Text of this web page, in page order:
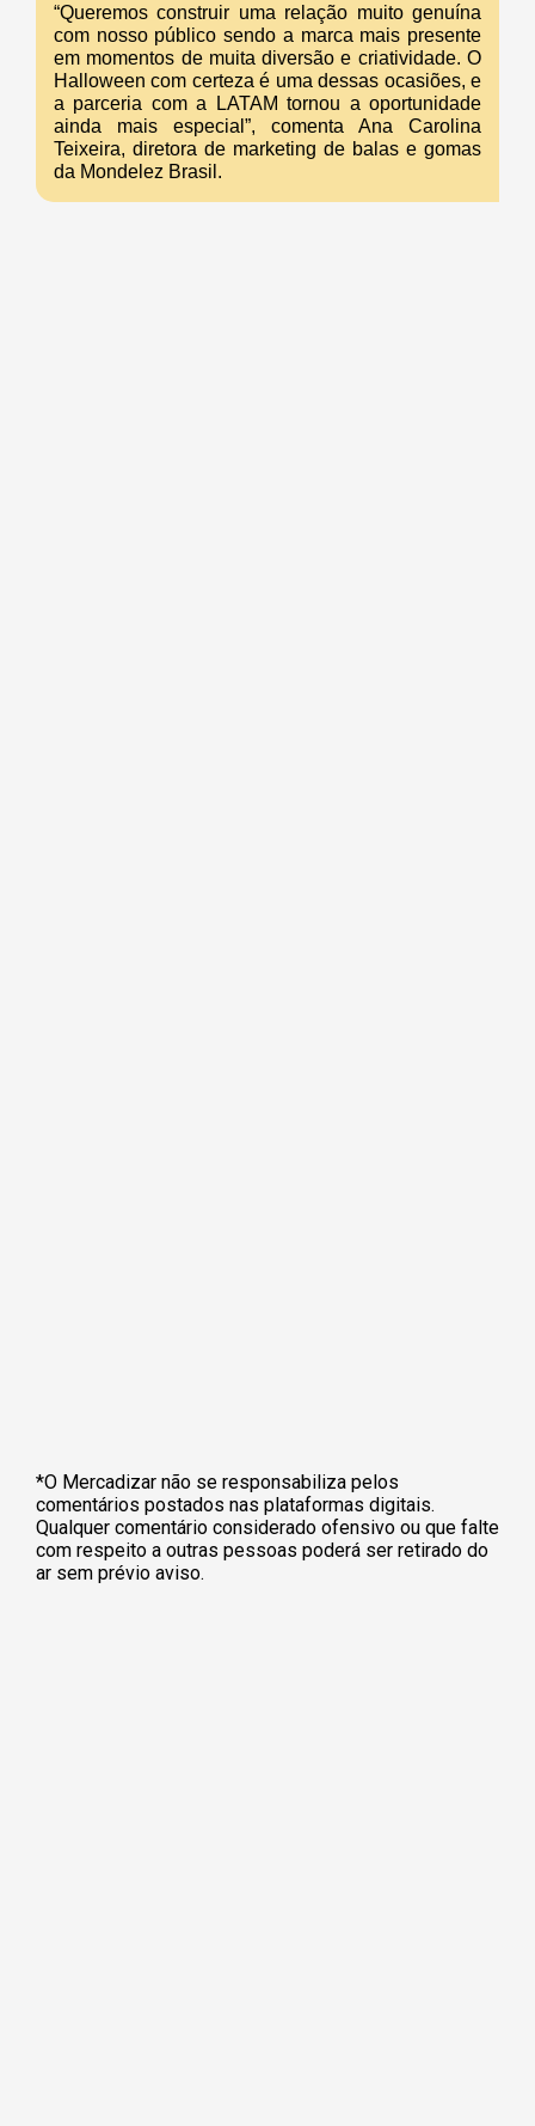
“Queremos construir uma relação muito genuína
com nosso público sendo a marca mais presente
em momentos de muita diversão e criatividade. O
Halloween com certeza é uma dessas ocasiões, e
a parceria com a LATAM tornou a oportunidade
ainda mais especial”, comenta Ana Carolina
Teixeira, diretora de marketing de balas e gomas
da Mondelez Brasil.
*O Mercadizar não se responsabiliza pelos
comentários postados nas plataformas digitais.
Qualquer comentário considerado ofensivo ou que falte
com respeito a outras pessoas poderá ser retirado do
ar sem prévio aviso.